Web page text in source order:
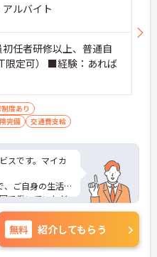
ルバイト
任者研修以上、普通自
限定可） ■経験：あれば
度あり
完備 交通費支給
スです。マイカ
、ご自身の生活
で働いていただ
ントなど、さら
軽にご相談くだ
無料 紹介してもらう